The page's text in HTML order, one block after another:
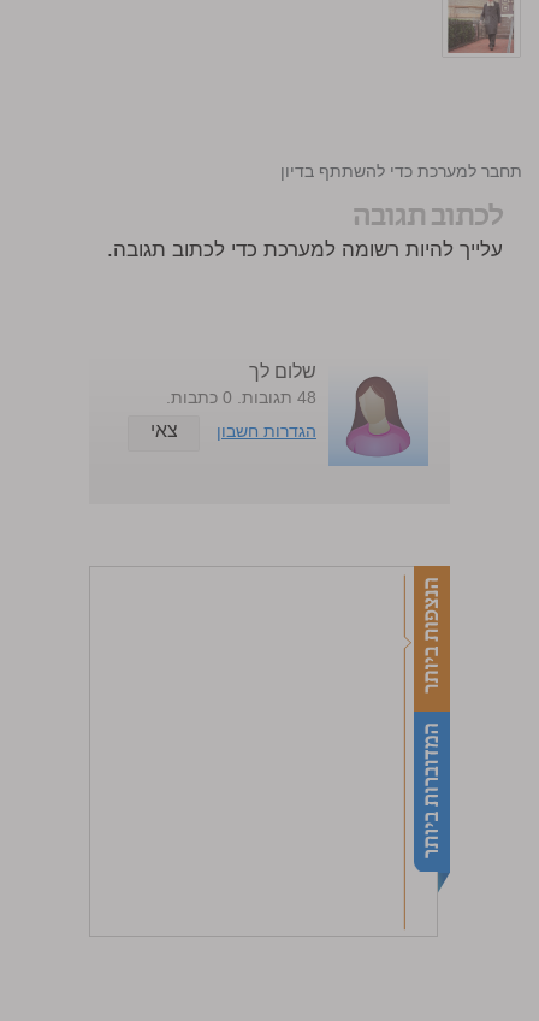
התחבר למערכת כדי להשתתף בדיון
לכתוב תגובה
עלייך להיות רשומה למערכת כדי לכתוב תגובה.
שלום לך
48 תגובות. 0 כתבות.
הגדרות חשבון
צאי